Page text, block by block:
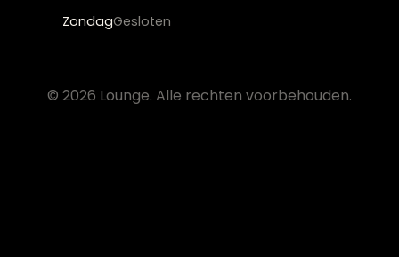
ZondagGesloten
© 2026 Lounge. Alle rechten voorbehouden.